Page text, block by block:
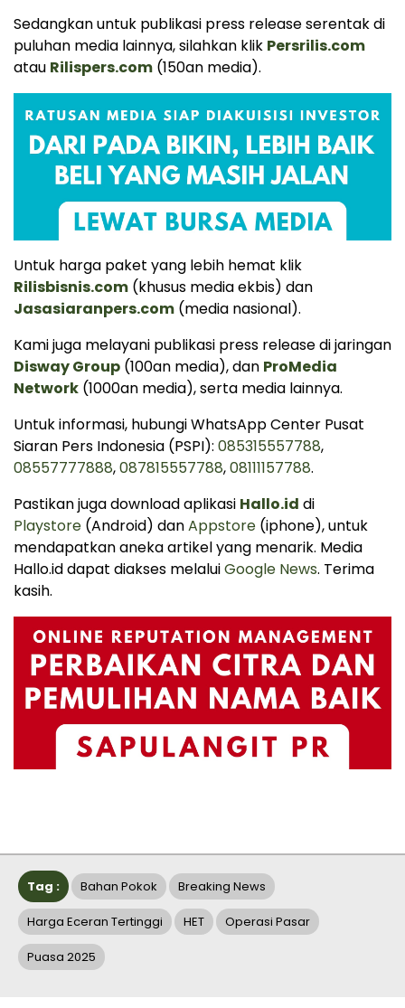
Sedangkan untuk publikasi press release serentak di
puluhan media lainnya, silahkan klik Persrilis.com
atau Rilispers.com (150an media).
Untuk harga paket yang lebih hemat klik
Rilisbisnis.com (khusus media ekbis) dan
Jasasiaranpers.com (media nasional).
Kami juga melayani publikasi press release di jaringan
Disway Group (100an media), dan ProMedia
Network (1000an media), serta media lainnya.
Untuk informasi, hubungi WhatsApp Center Pusat
Siaran Pers Indonesia (PSPI): 085315557788,
08557777888,087815557788,08111157788.
Pastikan juga download aplikasi Hallo.id di
Playstore (Android) danAppstore (iphone), untuk
mendapatkan aneka artikel yang menarik. Media
Hallo.id dapat diakses melaluiGoogle News. Terima
kasih.
Tag : Bahan Pokok Breaking News
Harga Eceran Tertinggi HET Operasi Pasar
Puasa 2025